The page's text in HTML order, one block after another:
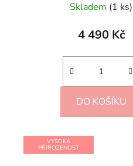
Skladem (1 ks)
4 490 Kč
DO KOŠÍKU
VYSOKÁ
PŘIROZENOST